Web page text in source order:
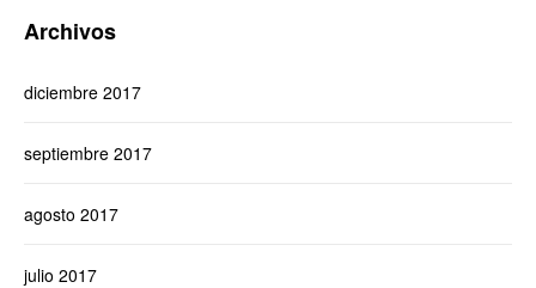
Archivos
diciembre 2017
septiembre 2017
agosto 2017
julio 2017